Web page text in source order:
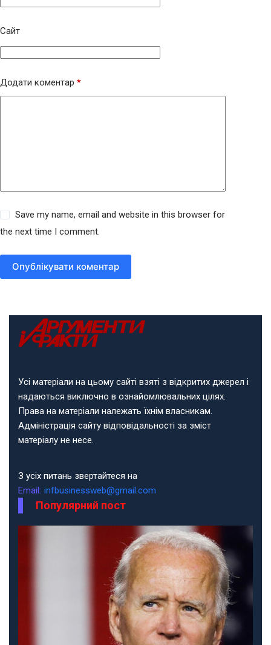
Сайт
Додати коментар *
Save my name, email and website in this browser for
the next time I comment.
Опублікувати коментар
Усі матеріали на цьому сайті взяті з відкритих джерел і
надаються виключно в ознайомлювальних цілях.
Права на матеріали належать їхнім власникам.
Адміністрація сайту відповідальності за зміст
матеріалу не несе.
З усіх питань звертайтеся на
Email: infbusinessweb@gmail.com
Популярний пост